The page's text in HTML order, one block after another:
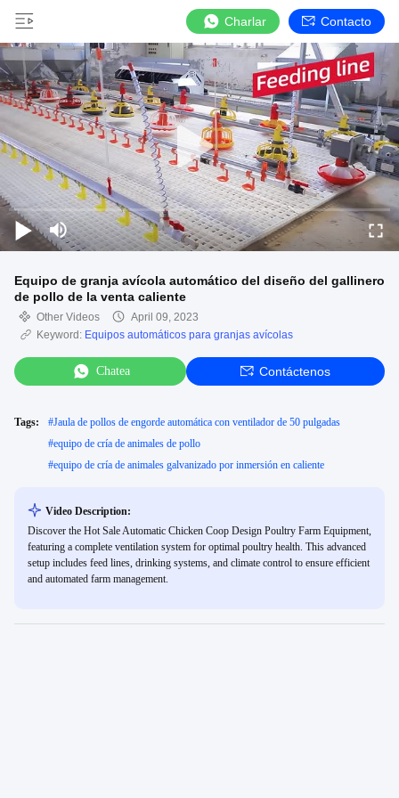
Charlar Contacto
Equipo de granja avícola automático del diseño del gallinero
de pollo de la venta caliente
Other Videos
April 09, 2023
Keyword: Equipos automáticos para granjas avícolas
Chatea Contáctenos
Tags: #Jaula de pollos de engorde automática con ventilador de 50 pulgadas
#equipo de cría de animales de pollo
#equipo de cría de animales galvanizado por inmersión en caliente
Video Description:
Discover the Hot Sale Automatic Chicken Coop Design Poultry Farm Equipment,
featuring a complete ventilation system for optimal poultry health. This advanced
setup includes feed lines, drinking systems, and climate control to ensure efficient
and automated farm management.